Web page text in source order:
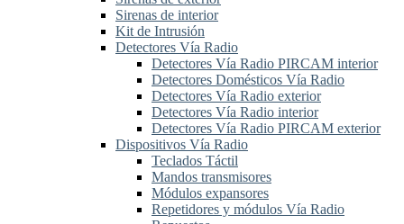
Sirenas de interior
Kit de Intrusión
Detectores Vía Radio
Detectores Vía Radio PIRCAM interior
Detectores Domésticos Vía Radio
Detectores Vía Radio exterior
Detectores Vía Radio interior
Detectores Vía Radio PIRCAM exterior
Dispositivos Vía Radio
Teclados Táctil
Mandos transmisores
Módulos expansores
Repetidores y módulos Vía Radio